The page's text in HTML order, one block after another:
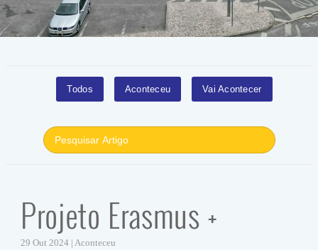
Todos Aconteceu Vai Acontecer
Projeto Erasmus +
29 Out 2024 | Aconteceu